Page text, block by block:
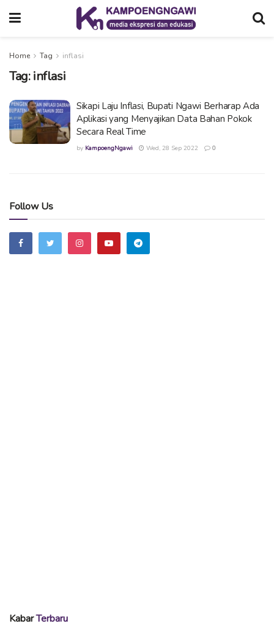
Home Tag inflasi
Tag:inflasi
Sikapi Laju Inflasi, Bupati Ngawi Berharap Ada
Aplikasi yang Menyajikan Data Bahan Pokok
Secara Real Time
by KampoengNgawi Wed, 28 Sep 2022 0
Follow Us
KabarTerbaru